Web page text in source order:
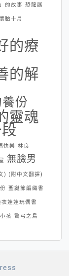
的故事 恐龍展
胎十月
的療
的解
份
靈魂
快樂 林良
無臉男
) (附中文翻譯)
聖誕節編織書
娃娃玩偶書
孩 驚弓之鳥